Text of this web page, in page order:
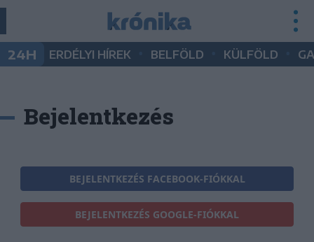
24H ERDÉLYI HÍREK BELFÖLD KÜLFÖLD
Bejelentkezés
BEJELENTKEZÉS FACEBOOK-FIÓKKAL
BEJELENTKEZÉS GOOGLE-FIÓKKAL